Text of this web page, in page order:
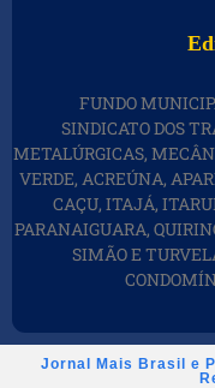
FUNDO
SINDICATO DOS
METALÚRGICAS,
VERDE, ACREÚNA,
CAÇU, ITAJÁ,
PARANAIGUARA,
SIMÃO E
Jornal Mais Brasil e